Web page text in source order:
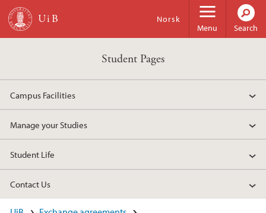
Skip to main content
Menu
Norsk
Search
Student Pages
Campus Facilities
Manage your Studies
Student Life
Contact Us